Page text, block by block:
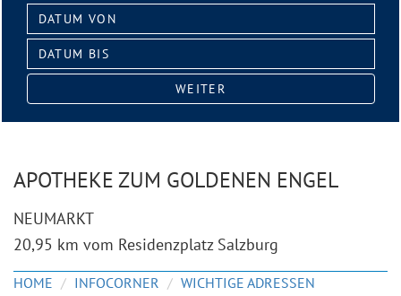
Datum
von:
Datum
bis:
WEITER
APOTHEKE ZUM GOLDENEN ENGEL
NEUMARKT
20,95 km vom Residenzplatz Salzburg
HOME INFOCORNER
WICHTIGE ADRESSEN